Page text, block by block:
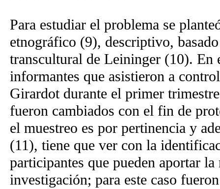
Para estudiar el problema se
etnográfico (9), descriptivo,
transcultural de Leininger (10). En
informantes que asistieron a
Girardot durante el primer
fueron cambiados con el fin de
el muestreo es por pertinencia y
(11), tiene que ver con la
participantes que pueden aportar
investigación; para este caso